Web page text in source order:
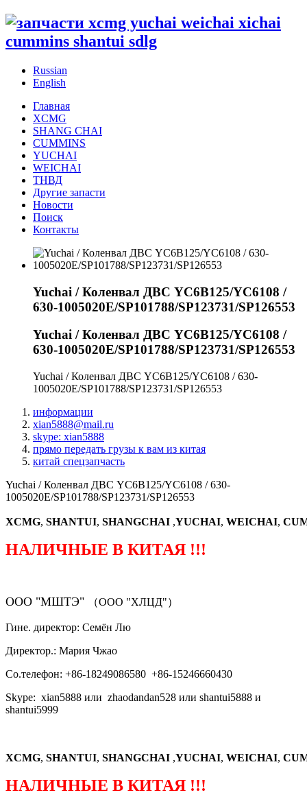
Russian
English
Главная
XCMG
SHANG CHAI
CUMMINS
YUCHAI
WEICHAI
ТНВД
Другие запасти
Новости
Поиск
Контакты
Yuchai / Коленвал ДВС YC6B125/YC6108 /
630-1005020E/SP101788/SP123731/SP126553
Yuchai / Коленвал ДВС YC6B125/YC6108 /
630-1005020E/SP101788/SP123731/SP126553
Yuchai / Коленвал ДВС YC6B125/YC6108 / 630-
1005020E/SP101788/SP123731/SP126553
информации
xian5888@mail.ru
skype: xian5888
прямо передать грузы к вам из китая
китай спецзапчасть
Yuchai / Коленвал ДВС YC6B125/YC6108 / 630-
1005020E/SP101788/SP123731/SP126553
XCMG, SHANTUI, SHANGCHAI ,YUCHAI, WEICHAI,
НАЛИЧНЫЕ В КИТАЯ !!!
ООО "МШТЭ" （ООО "ХЛЦД"）
Гине. директор: Семён Лю
Директор.: Мария Чжао
Со.телефон: +86-18249086580 +86-15246660430
Skype: xian5888 или zhaodandan528 или shantui5888 и
shantui5999
XCMG, SHANTUI, SHANGCHAI ,YUCHAI, WEICHAI,
НАЛИЧНЫЕ В КИТАЯ !!!